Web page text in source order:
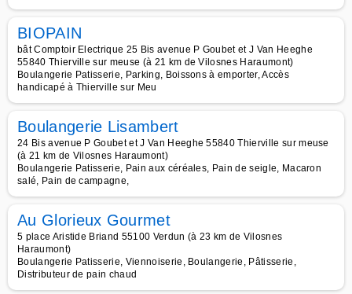
BIOPAIN
bât Comptoir Electrique 25 Bis avenue P Goubet et J Van Heeghe
55840 Thierville sur meuse (à 21 km de Vilosnes Haraumont)
Boulangerie Patisserie, Parking, Boissons à emporter, Accès
handicapé à Thierville sur Meu
Boulangerie Lisambert
24 Bis avenue P Goubet et J Van Heeghe 55840 Thierville sur meuse
(à 21 km de Vilosnes Haraumont)
Boulangerie Patisserie, Pain aux céréales, Pain de seigle, Macaron
salé, Pain de campagne,
Au Glorieux Gourmet
5 place Aristide Briand 55100 Verdun (à 23 km de Vilosnes
Haraumont)
Boulangerie Patisserie, Viennoiserie, Boulangerie, Pâtisserie,
Distributeur de pain chaud